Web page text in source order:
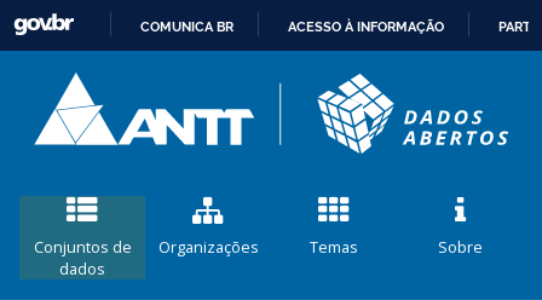
CONTEÚDO
COMUNICA BR ACESSO À INFORMAÇÃO
Conjuntos de
dados
Organizações Temas Sobre